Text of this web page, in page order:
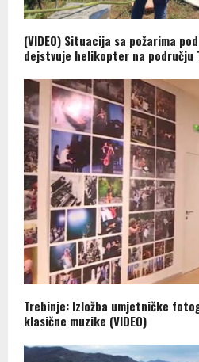
(VIDEO) Situacija sa požarima
dejstvuje helikopter na području
Trebinje: Izložba umjetničke
klasične muzike (VIDEO)